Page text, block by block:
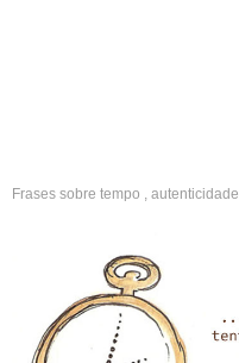
Frases sobre tempo , autenticidade